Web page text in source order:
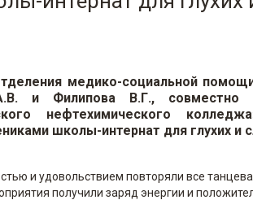
медико-социальной
и Филипова В.Г., совместно
нефтехимического
школы-интернат для глухих
и удовольствием повторяли все
получили заряд энергии и